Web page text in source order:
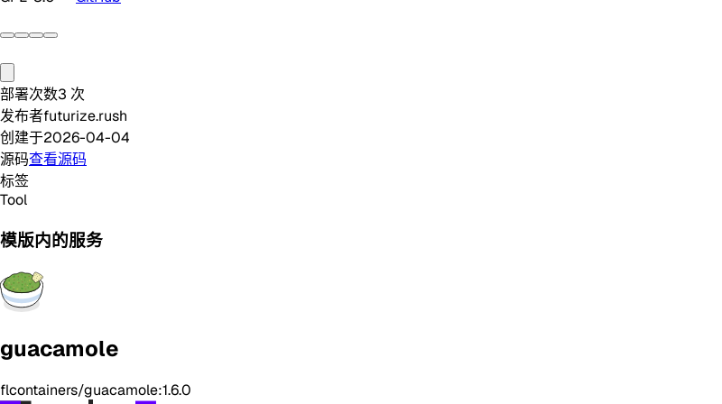
部署次数3 次
发布者futurize.rush
创建于2026-04-04
源码查看源码
标签
Tool
模版内的服务
guacamole
flcontainers/guacamole:1.6.0